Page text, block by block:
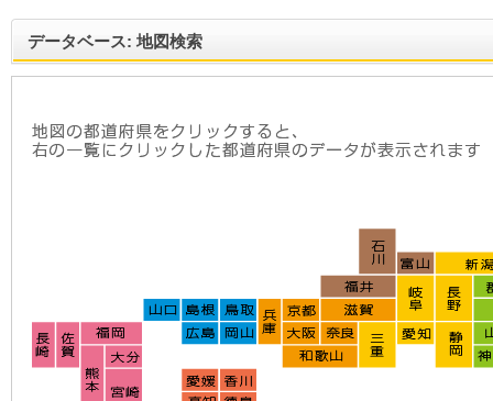
データベース: 地図検索